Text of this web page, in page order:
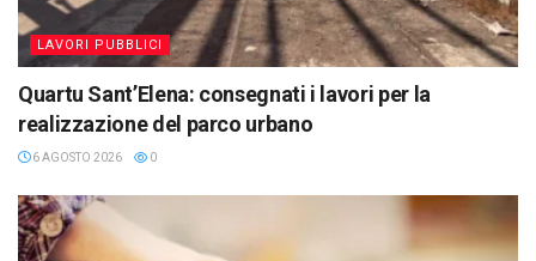
LAVORI PUBBLICI
Quartu Sant’Elena: consegnati i lavori per la
realizzazione del parco urbano
6 AGOSTO 2026 0